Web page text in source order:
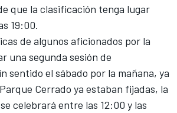
que la clasificación tenga lugar
19:00.
de algunos aficionados por la
una segunda sesión de
sentido el sábado por la mañana, ya
Cerrado ya estaban fijadas, la
celebrará entre las 12:00 y las